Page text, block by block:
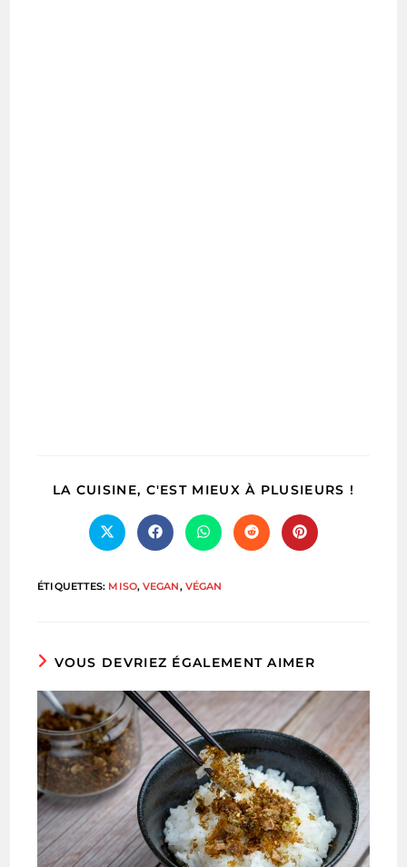
LA CUISINE, C'EST MIEUX À PLUSIEURS !
Ouvrir
dans
fenêtre
Ouvrir
dans
fenêtre
Ouvrir
dans
fenêtre
Ouvrir
dans
Ouvrir
dans
ÉTIQUETTES: MISO, VEGAN, VÉGAN
VOUS DEVRIEZ ÉGALEMENT AIMER